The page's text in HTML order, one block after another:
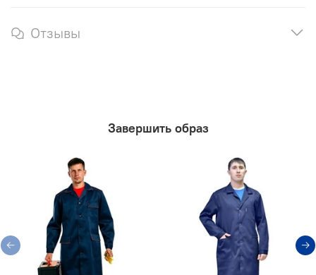
Отзывы
Завершить образ